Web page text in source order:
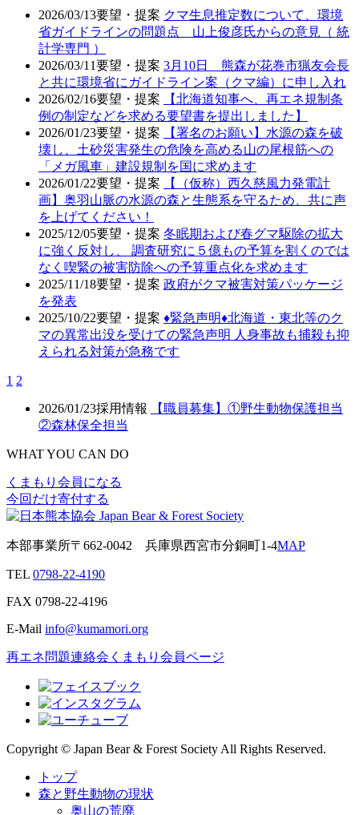
2026/03/13要望・提案 クマ生息推定数について、環境
省ガイドラインの問題点 山上俊彦氏からの意見（ 統
計学専門 ）
2026/03/11要望・提案 3月10日 熊森が花巻市猟友会長
と共に環境省にガイドライン案（クマ編）に申し入れ
2026/02/16要望・提案
【北海道知事へ、再エネ規制条
例の制定などを求める要望書を提出しました】
2026/01/23要望・提案
【署名のお願い】水源の森を破
壊し、土砂災害発生の危険を高める山の尾根筋への
「メガ風車」建設規制を国に求めます
2026/01/22要望・提案
【（仮称）西久慈風力発電計
画】奥羽山脈の水源の森と生態系を守るため、共に声
を上げてください！
2025/12/05要望・提案 冬眠期および春グマ駆除の拡大
に強く反対し、 調査研究に５億もの予算を割くのでは
なく喫緊の被害防除への予算重点化を求めます
2025/11/18要望・提案 政府がクマ被害対策パッケージ
を発表
2025/10/22要望・提案 ♦️緊急声明♦️北海道・東北等のク
マの異常出没を受けての緊急声明 人身事故も捕殺も抑
えられる対策が急務です
1 2
2026/01/23採用情報
【職員募集】①野生動物保護担当
②森林保全担当
WHAT YOU CAN DO
くまもり会員になる
今回だけ寄付する
本部事業所〒662-0042 兵庫県西宮市分銅町1-4MAP
TEL 0798-22-4190
FAX 0798-22-4196
E-Mail info@kumamori.org
再エネ問題連絡会 くまもり会員ページ
Copyright © Japan Bear & Forest Society All Rights Reserved.
トップ
森と野生動物の現状
奥山の荒廃